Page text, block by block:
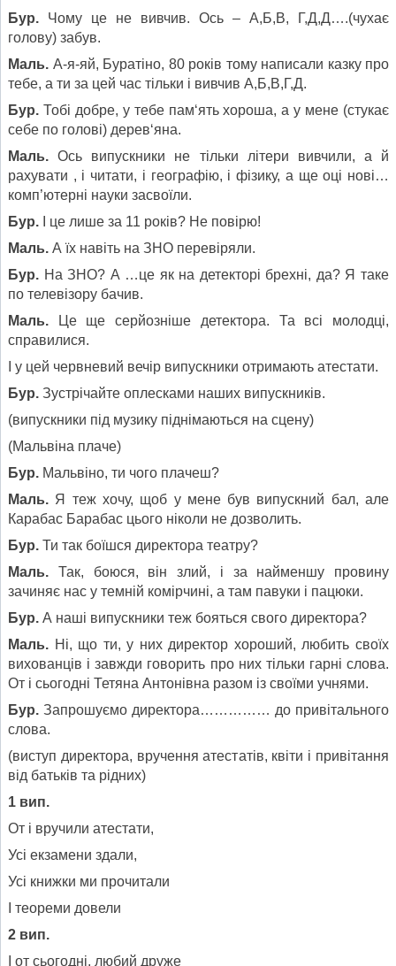
Бур. Чому це не вивчив. Ось – А,Б,В, Г,Д,Д….(чухає
голову) забув.
Маль. А-я-яй, Буратіно, 80 років тому написали казку про
тебе, а ти за цей час тільки і вивчив А,Б,В,Г,Д.
Бур. Тобі добре, у тебе пам‘ять хороша, а у мене (стукає
себе по голові) дерев‘яна.
Маль. Ось випускники не тільки літери вивчили, а й
рахувати , і читати, і географію, і фізику, а ще оці нові…
комп’ютерні науки засвоїли.
Бур. І це лише за 11 років? Не повірю!
Маль. А їх навіть на ЗНО перевіряли.
Бур. На ЗНО? А …це як на детекторі брехні, да? Я таке
по телевізору бачив.
Маль. Це ще серйозніше детектора. Та всі молодці,
справилися.
І у цей червневий вечір випускники отримають атестати.
Бур. Зустрічайте оплесками наших випускників.
(випускники під музику піднімаються на сцену)
(Мальвіна плаче)
Бур. Мальвіно, ти чого плачеш?
Маль. Я теж хочу, щоб у мене був випускний бал, але
Карабас Барабас цього ніколи не дозволить.
Бур. Ти так боїшся директора театру?
Маль. Так, боюся, він злий, і за найменшу провину
зачиняє нас у темній комірчині, а там павуки і пацюки.
Бур. А наші випускники теж бояться свого директора?
Маль. Ні, що ти, у них директор хороший, любить своїх
вихованців і завжди говорить про них тільки гарні слова.
От і сьогодні Тетяна Антонівна разом із своїми учнями.
Бур. Запрошуємо директора…………… до привітального
слова.
(виступ директора, вручення атестатів, квіти і привітання
від батьків та рідних)
1 вип.
От і вручили атестати,
Усі екзамени здали,
Усі книжки ми прочитали
І теореми довели
2 вип.
І от сьогодні, любий друже